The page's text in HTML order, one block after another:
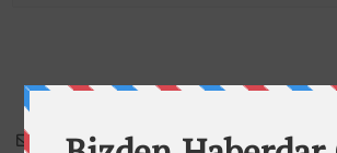
Subscribe